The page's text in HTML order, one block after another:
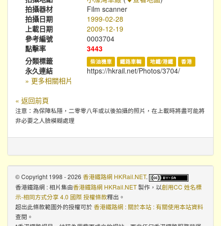
拍攝器材
Film scanner
拍攝日期
1999-02-28
上載日期
2009-12-19
參考編號
0003704
點擊率
3443
分類標籤
柴油機車 鐵路車輛 地鐵/港鐵 香港
永久連結
https://hkrail.net/Photos/3704/
» 更多相關相片
« 返回前頁
注意：為保障私隱，二零零八年或以後拍攝的照片，在上載時將盡可能將
非必要之人臉模糊處理
© Copyright 1998 - 2026 香港鐵路網 HKRail.NET.
香港鐵路網 : 相片集由香港鐵路網 HKRail.NET製作，以創用CC 姓名標
示-相同方式分享 4.0 國際 授權條款釋出。
超出此條款範圍外的授權可於香港鐵路網 : 關於本站 : 有關使用本站資料
查閱。